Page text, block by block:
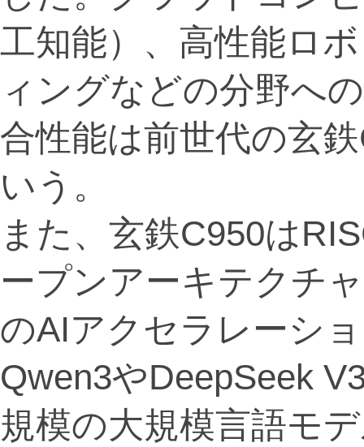
工知能）、高性能ロ
ィングなどの分野へ
合性能は前世代の玄
いう。
また、玄鉄C950は
ープンアーキテクチ
のAIアクセラレーシ
Qwen3やDeepSeek
規模の大規模言語モ